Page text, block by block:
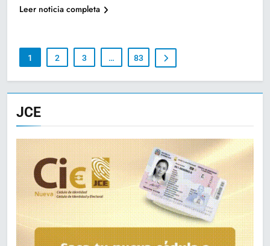
JCE
Leer noticia completa
1 2 3 … 83